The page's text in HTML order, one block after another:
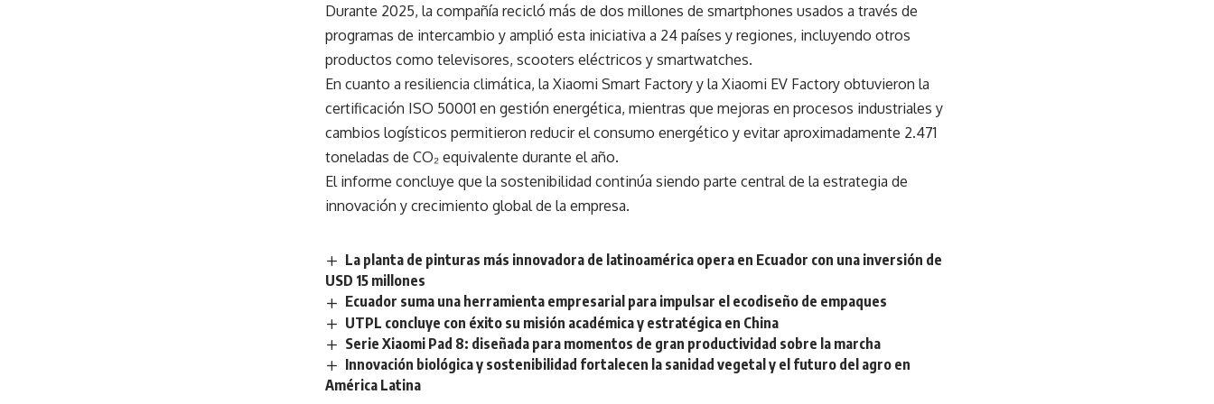
Durante 2025, la compañía recicló más de dos millones de smartphones usados a través de
programas de intercambio y amplió esta iniciativa a 24 países y regiones, incluyendo otros
productos como televisores, scooters eléctricos y smartwatches.
En cuanto a resiliencia climática, la Xiaomi Smart Factory y la Xiaomi EV Factory obtuvieron la
certificación ISO 50001 en gestión energética, mientras que mejoras en procesos industriales y
cambios logísticos permitieron reducir el consumo energético y evitar aproximadamente 2.471
toneladas de CO₂ equivalente durante el año.
El informe concluye que la sostenibilidad continúa siendo parte central de la estrategia de
innovación y crecimiento global de la empresa.
La planta de pinturas más innovadora de latinoamérica opera en Ecuador con una inversión de
USD 15 millones
Ecuador suma una herramienta empresarial para impulsar el ecodiseño de empaques
UTPL concluye con éxito su misión académica y estratégica en China
Serie Xiaomi Pad 8: diseñada para momentos de gran productividad sobre la marcha
Innovación biológica y sostenibilidad fortalecen la sanidad vegetal y el futuro del agro en
América Latina